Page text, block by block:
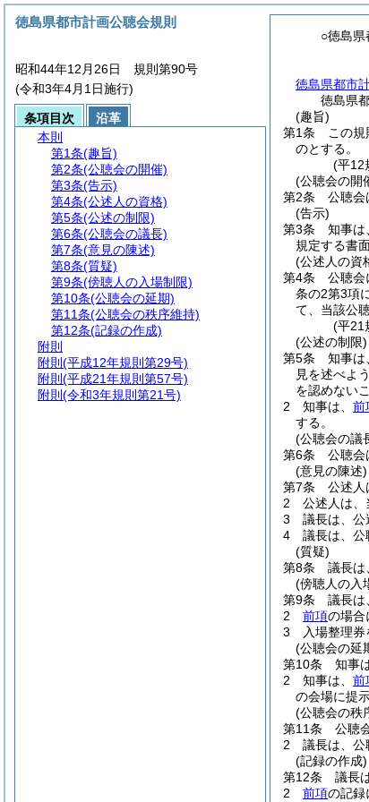
○徳島県
徳島県都市
徳島県
(趣旨)
第1条
この
のとする。
(平12
(公聴会の開
第2条
公聴会
(告示)
第3条
知事は
規定する書
(公述人の資
第4条
公聴会
条の2第3項
て、当該公
(平21
(公述の制限)
第5条
知事は
見を述べよ
を認めない
2
知事は、 前
する。
(公聴会の議
第6条
公聴会
(意見の陳述)
第7条
公述人
2
公述人は、
3
議長は、公
4
議長は、公
(質疑)
第8条
議長は
(傍聴人の入
第9条
議長は
2
前項の場合
3
入場整理
(公聴会の延
第10条
知事
2
知事は、 前
の会場に提
(公聴会の秩
第11条
公聴
2
議長は、公
(記録の作成)
第12条
議長
2
前項の記録
徳島県都市計画公聴会規則
昭和44年12月26日 規則第90号
(令和3年4月1日施行)
条項目次
沿革
本則
第1条(趣旨)
第2条(公聴会の開催)
第3条(告示)
第4条(公述人の資格)
第5条(公述の制限)
第6条(公聴会の議長)
第7条(意見の陳述)
第8条(質疑)
第9条(傍聴人の入場制限)
第10条(公聴会の延期)
第11条(公聴会の秩序維持)
第12条(記録の作成)
附則
附則 (平成12年規則第29号)
附則 (平成21年規則第57号)
附則 (令和3年規則第21号)